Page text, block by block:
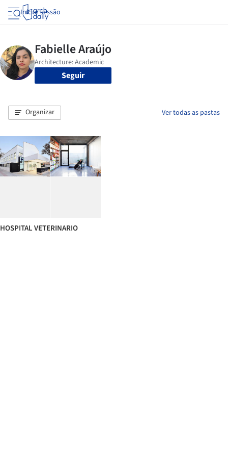
Iniciar sessão
Seguir
Organizar Ver todas as pastas
HOSPITAL VETERINARIO